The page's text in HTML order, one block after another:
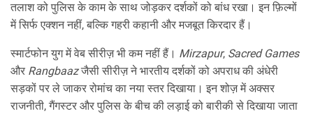
तलाश को पुलिस के काम के साथ जोड़कर दर्शकों को बांध रखा। इन फ़िल्मों
में सिर्फ एक्शन नहीं, बल्कि गहरी कहानी और मजबूत किरदार हैं।
स्मार्टफोन युग में वेब सीरीज़ भी कम नहीं हैं। Mirzapur, Sacred Games
और Rangbaazजैसी सीरीज़ ने भारतीय दर्शकों को अपराध की अंधेरी
सड़कों पर ले जाकर रोमांच का नया स्तर दिखाया। इन शोज़ में अक्सर
राजनीती, गैंगस्टर और पुलिस के बीच की लड़ाई को बारीकी से दिखाया जाता